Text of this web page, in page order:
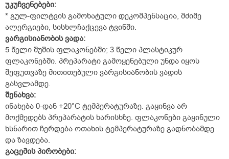
უკუჩვენებები:
* გულ-ფილტვის გამოხატული დეკომპენსაცია, მძიმე
ალერგიები, სისხლჩაქცევა ტვინში.
ვარგისიანობის ვადა:
5 წელი შუშის ფლაკონებში; 3 წელი პლასტიკურ
ფლაკონებში. პრეპარატი გამოყენებული უნდა იყოს
შეფუთვაზე მითითებული ვარგისიანობის ვადის
გასვლამდე.
შენახვა:
ინახება 0-დან +20°C ტემპერატურაზე. გაყინვა არ
მოქმედებს პრეპარატის ხარისხზე. ფლაკონები გაყინული
ხსნარით ჩერდება ოთახის ტემპერატურაზე გადნობამდე
და ზავდება.
გაცემის პირობები: